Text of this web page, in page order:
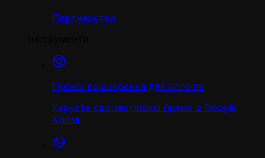
Партнерство
Проксі розширення для Chrome
Керуєте своїми проксі прямо в Google
Хромі